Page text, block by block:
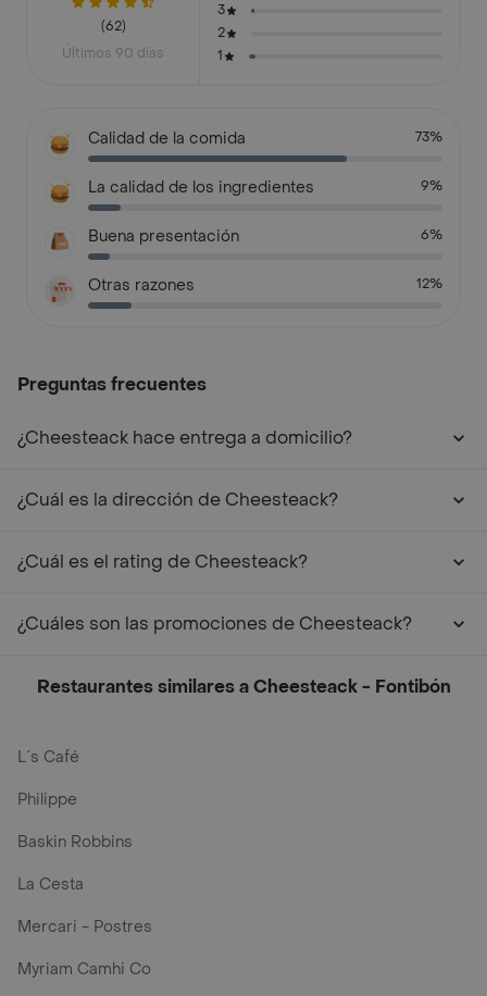
(62)
Últimos 90 días
3
2
1
Calidad de la comida 73%
La calidad de los ingredientes 9%
Buena presentación 6%
Otras razones 12%
Preguntas frecuentes
¿Cheesteack hace entrega a domicilio?
¿Cuál es la dirección de Cheesteack?
¿Cuál es el rating de Cheesteack?
¿Cuáles son las promociones de Cheesteack?
Restaurantes similares a Cheesteack - Fontibón
L´s Café
Philippe
Baskin Robbins
La Cesta
Mercari - Postres
Myriam Camhi Co